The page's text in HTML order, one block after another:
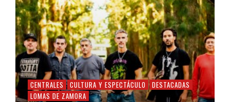
CENTRALES CULTURA Y ESPECTÁCULO
DESTACADAS
LOMAS DE ZAMORA